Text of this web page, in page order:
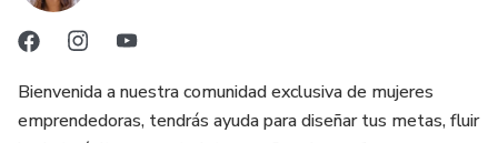
Bienvenida a nuestra comunidad exclusiva de mujeres
emprendedoras, tendrás ayuda para diseñar tus metas, fluir